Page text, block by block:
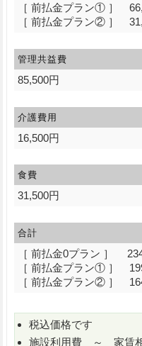
［ 前払金プラン① ］
［ 前払金プラン② ］
管理共益費
85,500円
介護費用
16,500円
食費
31,500円
合計
［ 前払金0プラン ］
［ 前払金プラン① ］
［ 前払金プラン② ］
税込価格です
施設利用費 ～ 家賃相